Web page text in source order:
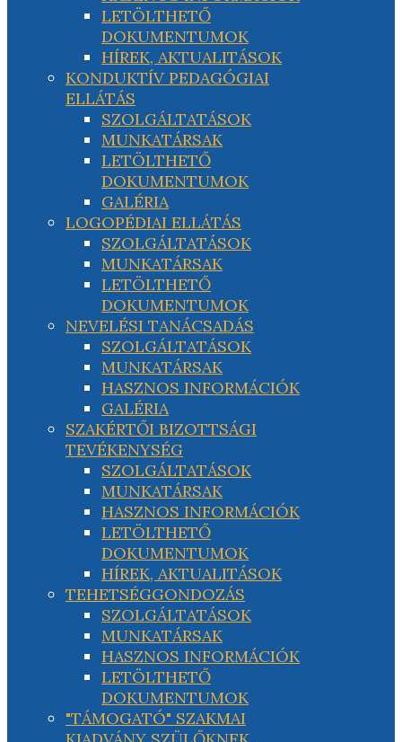
LETÖLTHETŐ
DOKUMENTUMOK
HÍREK, AKTUALITÁSOK
KONDUKTÍV PEDAGÓGIAI
ELLÁTÁS
SZOLGÁLTATÁSOK
MUNKATÁRSAK
LETÖLTHETŐ
DOKUMENTUMOK
GALÉRIA
LOGOPÉDIAI ELLÁTÁS
SZOLGÁLTATÁSOK
MUNKATÁRSAK
LETÖLTHETŐ
DOKUMENTUMOK
NEVELÉSI TANÁCSADÁS
SZOLGÁLTATÁSOK
MUNKATÁRSAK
HASZNOS INFORMÁCIÓK
GALÉRIA
SZAKÉRTŐI BIZOTTSÁGI
TEVÉKENYSÉG
SZOLGÁLTATÁSOK
MUNKATÁRSAK
HASZNOS INFORMÁCIÓK
LETÖLTHETŐ
DOKUMENTUMOK
HÍREK, AKTUALITÁSOK
TEHETSÉGGONDOZÁS
SZOLGÁLTATÁSOK
MUNKATÁRSAK
HASZNOS INFORMÁCIÓK
LETÖLTHETŐ
DOKUMENTUMOK
"TÁMOGATÓ" SZAKMAI